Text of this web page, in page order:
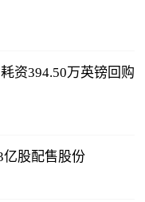
资394.50万英镑回购
亿股配售股份